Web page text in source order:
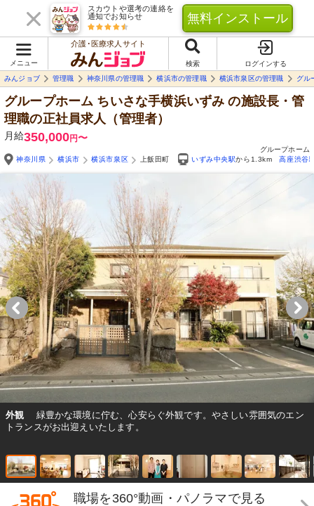
スカウトや選考の連絡を
通知でお知らせ
無料インストール
メニュー
介護･医療求人サイト
検索
ログインする
みんジョブ
管理職 神奈川県の管理職 横浜市の管理職 横浜市泉区の管理職 グル
グループホーム ちいさな手横浜いずみ の施設長・管
理職の正社員求人（管理者）
月給350,000円〜
グループホーム
神奈川県
横浜市 横浜市泉区 上飯田町 いずみ中央駅から1.3km 高座渋谷
外観
緑豊かな環境に佇む、心安らぐ外観です。やさしい雰囲気のエン
トランスがお出迎えいたします。
職場を360°動画・パノラマで見る